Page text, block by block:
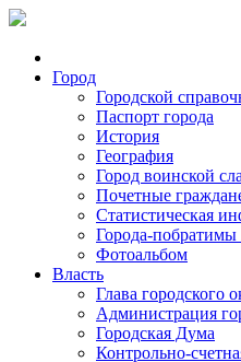
Город
Городской
Паспорт города
История
География
Город воинской
Почетные
Статистическая
Города-побратимы
Фотоальбом
Власть
Глава городского
Администрация
Городская Дума
Контрольно-